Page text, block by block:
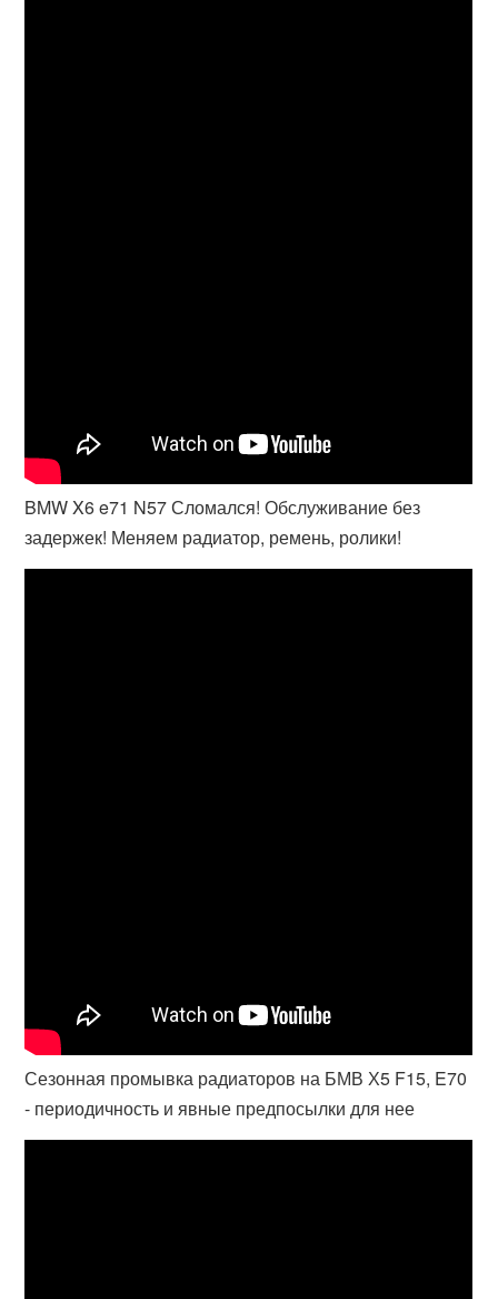
BMW X6 e71 N57 Сломался! Обслуживание без
задержек! Меняем радиатор, ремень, ролики!
Сезонная промывка радиаторов на БМВ Х5 F15, E70
- периодичность и явные предпосылки для нее